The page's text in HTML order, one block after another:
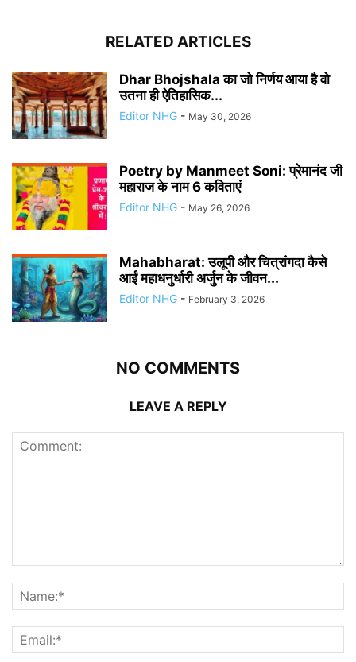
RELATED ARTICLES
Dhar Bhojshala का जो निर्णय आया है वो
उतना ही ऐतिहासिक...
Editor NHG - May 30, 2026
Poetry by Manmeet Soni: प्रेमानंद जी
महाराज के नाम 6 कविताएं
Editor NHG - May 26, 2026
Mahabharat: उलूपी और चित्रांगदा कैसे
आईं महाधनुर्धारी अर्जुन के जीवन...
Editor NHG - February 3, 2026
NO COMMENTS
LEAVE A REPLY